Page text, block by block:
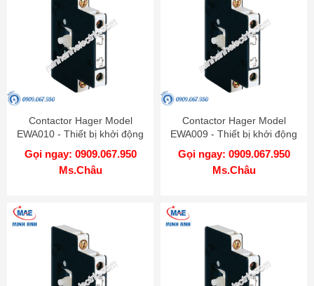
Contactor Hager Model
EWA010 - Thiết bị khởi động
từ
Gọi ngay: 0909.067.950
Ms.Châu
Contactor Hager Model
EWA009 - Thiết bị khởi động
từ
Gọi ngay: 0909.067.950
Ms.Châu